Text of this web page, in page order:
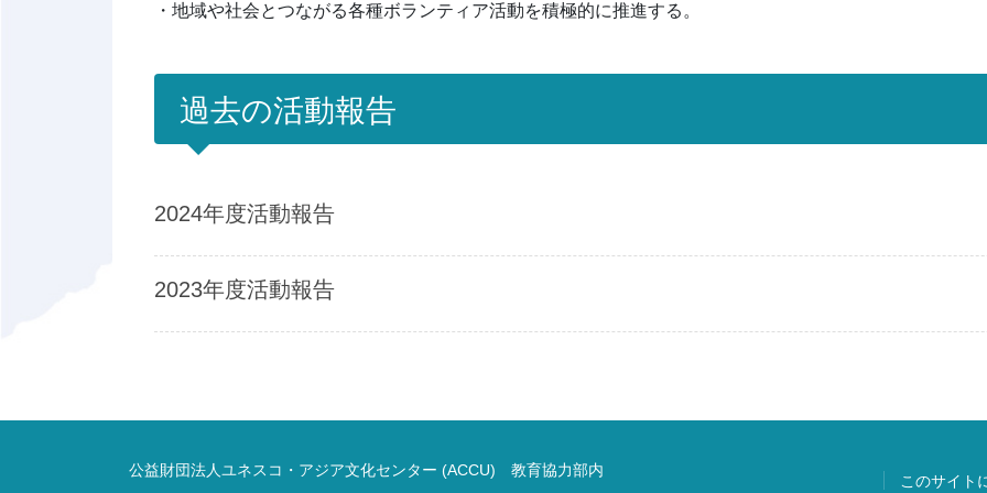
・地域や社会とつながる各種ボランティア活動を積極的に推進する。
過去の活動報告
2024年度活動報告
2023年度活動報告
公益財団法人ユネスコ・アジア文化センター (ACCU) 教育協力部内
このサイト